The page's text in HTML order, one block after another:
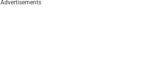
Advertisements